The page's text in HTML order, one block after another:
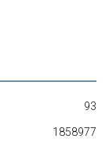
93
1858977